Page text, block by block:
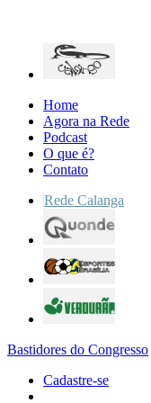
Home
Agora na Rede
Podcast
O que é?
Contato
Rede Calanga
Bastidores do Congresso
Cadastre-se